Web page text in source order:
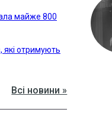
майже 800
які отримують
Всі новини »